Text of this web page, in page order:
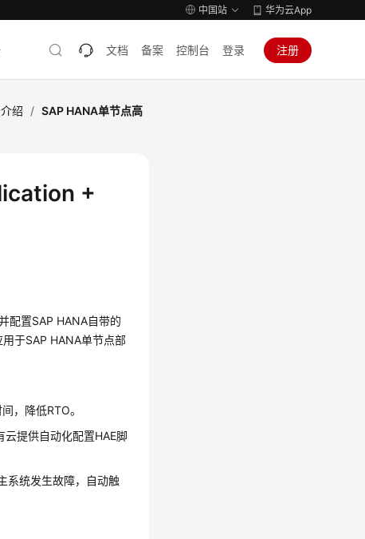
中国站 华为云App
文档 备案 控制台 登录 注册
绍 / SAP HANA单节点高
+
配置SAP HANA自带的
于SAP HANA单节点部
，降低RTO。
提供自动化配置HAE脚
系统发生故障，自动触